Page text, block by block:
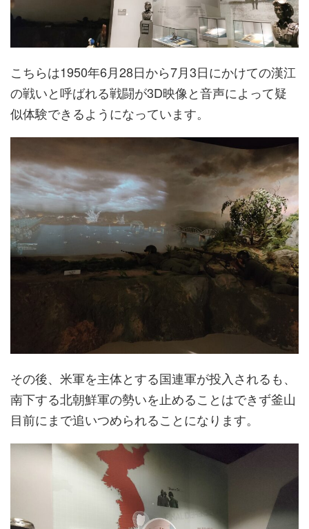
こちらは1950年6月28日から7月3日にかけての漢江
の戦いと呼ばれる戦闘が3D映像と音声によって疑
似体験できるようになっています。
その後、米軍を主体とする国連軍が投入されるも、
南下する北朝鮮軍の勢いを止めることはできず釜山
目前にまで追いつめられることになります。